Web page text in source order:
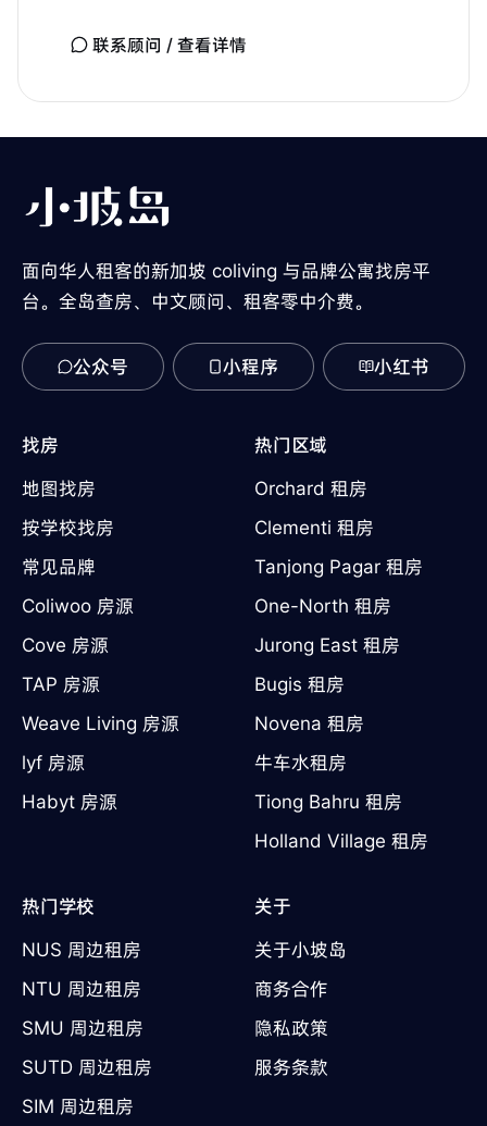
联系顾问 / 查看详情
面向华人租客的新加坡 coliving 与品牌公寓找房平
台。全岛查房、中文顾问、租客零中介费。
公众号 小程序 小红书
找房
地图找房
按学校找房
常见品牌
Coliwoo 房源
Cove 房源
TAP 房源
Weave Living 房源
lyf 房源
Habyt 房源
热门区域
Orchard 租房
Clementi 租房
Tanjong Pagar 租房
One-North 租房
Jurong East 租房
Bugis 租房
Novena 租房
牛车水租房
Tiong Bahru 租房
Holland Village 租房
热门学校
NUS 周边租房
NTU 周边租房
SMU 周边租房
SUTD 周边租房
SIM 周边租房
关于
关于小坡岛
商务合作
隐私政策
服务条款